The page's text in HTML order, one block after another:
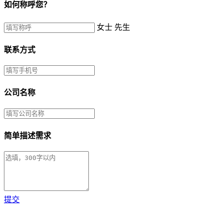
如何称呼您？
女士 先生
联系方式
公司名称
简单描述需求
提交